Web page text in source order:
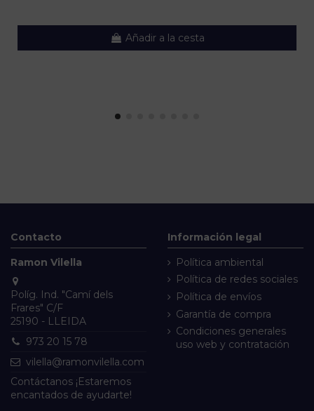
Añadir a la cesta
Contacto
Ramon Vilella
Políg. Ind. "Camí dels
Frares" C/F
25190 - LLEIDA
973 20 15 78
vilella@ramonvilella.com
Contáctanos ¡Estaremos
encantados de ayudarte!
Información legal
Política ambiental
Política de redes sociales
Política de envíos
Garantía de compra
Condiciones generales
uso web y contratación